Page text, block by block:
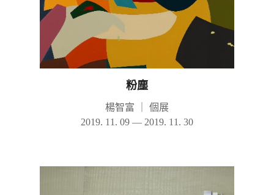
粉塵
楊智富
個展
2019. 11. 09 — 2019. 11. 30